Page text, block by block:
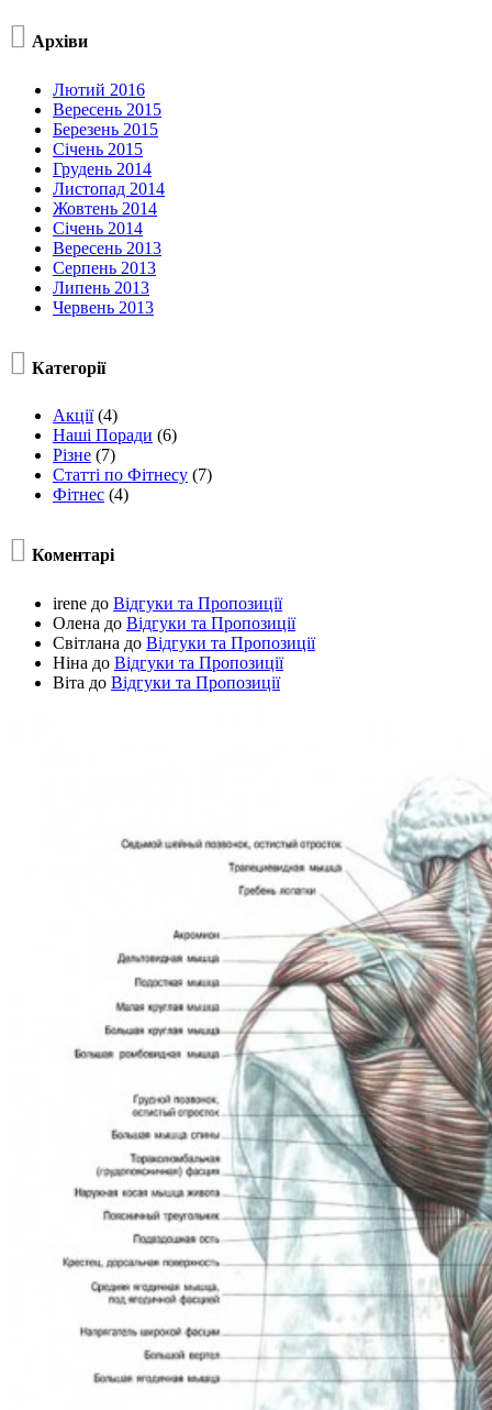
 Архіви
Лютий 2016
Вересень 2015
Березень 2015
Січень 2015
Грудень 2014
Листопад 2014
Жовтень 2014
Січень 2014
Вересень 2013
Серпень 2013
Липень 2013
Червень 2013
 Категорії
Акції(4)
Наші Поради (6)
Різне (7)
Статті по Фітнесу (7)
Фітнес (4)
 Коментарі
irene до Відгуки та Пропозиції
Олена до Відгуки та Пропозиції
Світлана до Відгуки та Пропозиції
Ніна до Відгуки та Пропозиції
Віта до Відгуки та Пропозиції